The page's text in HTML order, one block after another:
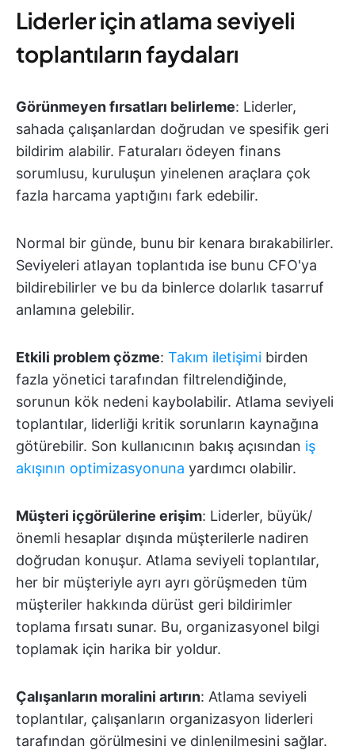
Liderler için atlama seviyeli
toplantıların faydaları
Görünmeyen fırsatları belirleme: Liderler,
sahada çalışanlardan doğrudan ve spesifik geri
bildirim alabilir. Faturaları ödeyen finans
sorumlusu, kuruluşun yinelenen araçlara çok
fazla harcama yaptığını fark edebilir.
Normal bir günde, bunu bir kenara bırakabilirler.
Seviyeleri atlayan toplantıda ise bunu CFO'ya
bildirebilirler ve bu da binlerce dolarlık tasarruf
anlamına gelebilir.
Etkili problem çözme: Takım iletişimi birden
fazla yönetici tarafından filtrelendiğinde,
sorunun kök nedeni kaybolabilir. Atlama seviyeli
toplantılar, liderliği kritik sorunların kaynağına
götürebilir. Son kullanıcının bakış açısından iş
akışının optimizasyonuna yardımcı olabilir.
Müşteri içgörülerine erişim: Liderler, büyük/
önemli hesaplar dışında müşterilerle nadiren
doğrudan konuşur. Atlama seviyeli toplantılar,
her bir müşteriyle ayrı ayrı görüşmeden tüm
müşteriler hakkında dürüst geri bildirimler
toplama fırsatı sunar. Bu, organizasyonel bilgi
toplamak için harika bir yoldur.
Çalışanların moralini artırın: Atlama seviyeli
toplantılar, çalışanların organizasyon liderleri
tarafından görülmesini ve dinlenilmesini sağlar.